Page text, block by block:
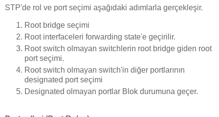
STP'de rol ve port seçimi aşağıdaki adımlarla gerçekleşir.
Root bridge seçimi
Root interfaceleri forwarding state'e geçirilir.
Root switch olmayan switchlerin root bridge giden root
port seçimi.
Root switch olmayan switch'in diğer portlarının
designated port seçimi
Designated olmayan portlar Blok durumuna geçer.